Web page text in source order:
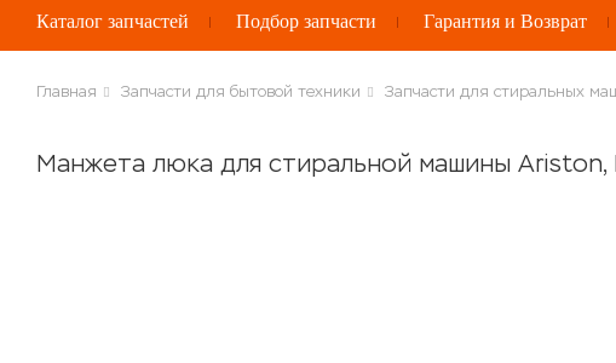
Каталог запчастей Подбор запчасти Гарантия и Возврат
Главная Запчасти для бытовой техники Запчасти для стиральных
Манжета люка для стиральной машины